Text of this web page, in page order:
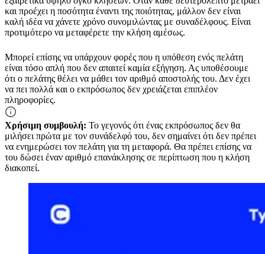
και προέχει η ποσότητα έναντι της ποιότητας, μάλλον δεν είναι
καλή ιδέα να χάνετε χρόνο συνομιλώντας με συναδέλφους. Είναι
προτιμότερο να μεταφέρετε την κλήση αμέσως.
Μπορεί επίσης να υπάρχουν φορές που η υπόθεση ενός πελάτη
είναι τόσο απλή που δεν απαιτεί καμία εξήγηση. Ας υποθέσουμε
ότι ο πελάτης θέλει να μάθει τον αριθμό αποστολής του. Δεν έχει
να πει πολλά και ο εκπρόσωπος δεν χρειάζεται επιπλέον
πληροφορίες.
Χρήσιμη συμβουλή: Το γεγονός ότι ένας εκπρόσωπος δεν θα
μιλήσει πρώτα με τον συνάδελφό του, δεν σημαίνει ότι δεν πρέπει
να ενημερώσει τον πελάτη για τη μεταφορά. Θα πρέπει επίσης να
του δώσει έναν αριθμό επανάκλησης σε περίπτωση που η κλήση
διακοπεί.